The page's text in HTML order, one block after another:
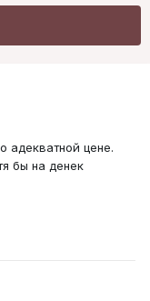
адекватной цене.
бы на денек